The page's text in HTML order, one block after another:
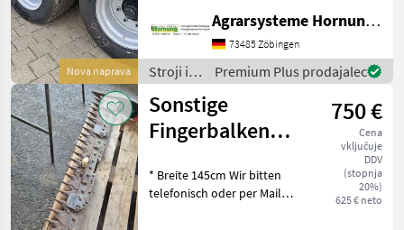
Nova naprava
Plattformkannte, 35 mm •
Achsen 300 x 90 / Q80 /1850
mm 8 Bolzen / ADR
Federung, • Deic
Agrarsysteme Hornung GmbH & Co. KG
73485 Zöbingen
Stroji in
oprema
za žetev
in
spravilo
Fach
Premium Plus prodajalec
Sonstige
Fingerbalken
750 €
Cena
vključuje
DDV
(stopnja
20%)
625 € neto
* Breite 145cm Wir bitten
telefonisch oder per Mail